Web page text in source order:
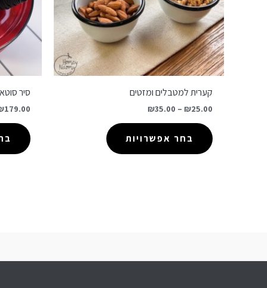
קערית למטבלים ומזטים
₪25.00
–
₪35.00
בחר אפשרויות
סיר
179.00